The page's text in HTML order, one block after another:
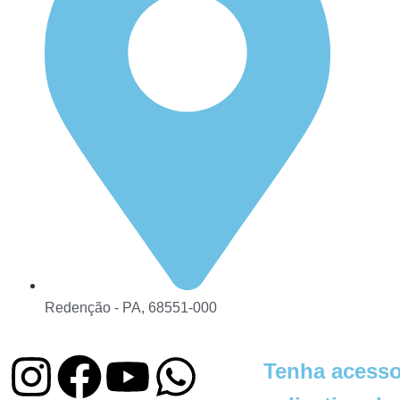
Redenção - PA, 68551-000
Tenha